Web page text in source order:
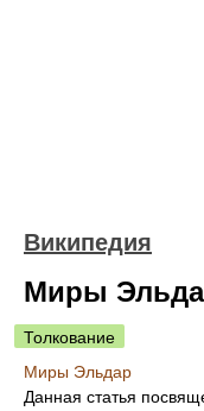
Википедия
Миры
Толкование
Миры Эльдар
Данная статья